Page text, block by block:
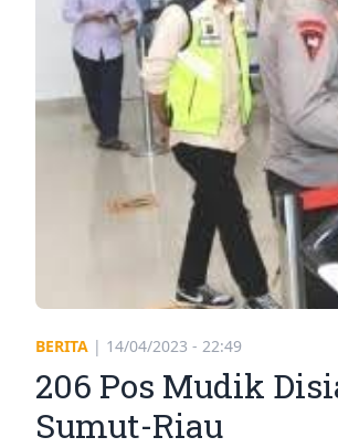
BERITA | 14/04/2023 - 22:49
206 Pos Mudik
Sumut-Riau